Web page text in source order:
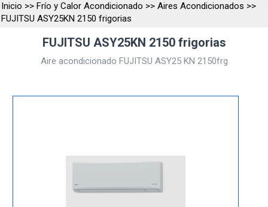
Inicio >> Frío y Calor Acondicionado >> Aires Acondicionados >>
FUJITSU ASY25KN 2150 frigorias
FUJITSU ASY25KN 2150 frigorias
Aire acondicionado FUJITSU ASY25 KN 2150frg